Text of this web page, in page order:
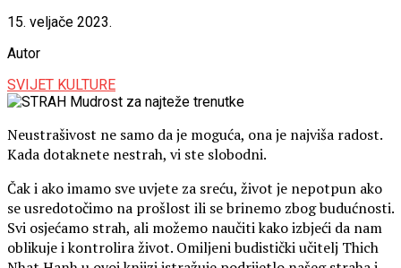
15. veljače 2023.
Autor
SVIJET KULTURE
Neustrašivost ne samo da je moguća, ona je najviša radost.
Kada dotaknete nestrah, vi ste slobodni.
Čak i ako imamo sve uvjete za sreću, život je nepotpun ako
se usredotočimo na prošlost ili se brinemo zbog budućnosti.
Svi osjećamo strah, ali možemo naučiti kako izbjeći da nam
oblikuje i kontrolira život. Omiljeni budistički učitelj Thich